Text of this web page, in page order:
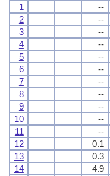
1
--
2
--
3
--
4
--
5
--
6
--
7
--
8
--
9
--
10
--
11
--
12
0.1
13
0.3
14
4.9
1
--
2
--
3
--
4
--
5
--
6
--
7
--
8
--
9
--
10
--
11
--
12
0.1
13
0.3
14
4.9
1
--
2
--
3
--
4
--
5
--
6
--
7
--
8
--
9
--
10
--
11
--
12
0.1
13
0.3
14
4.9
1
--
2
--
3
--
4
--
5
--
6
--
7
--
8
--
9
--
10
--
11
--
12
0.1
13
0.3
14
4.9